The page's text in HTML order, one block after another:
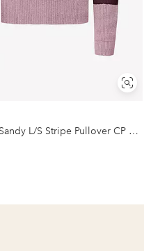
Vis
Genser konSandy L/S Stripe Pullover CP Knt